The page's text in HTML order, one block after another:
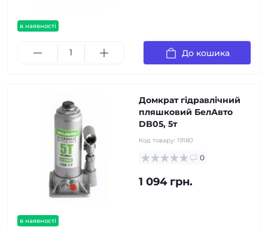
в наявності
До кошика
в наявності
Домкрат гідравлічний
пляшковий БелАвто
DB05, 5т
Код товару: 19180
0
1 094 грн.